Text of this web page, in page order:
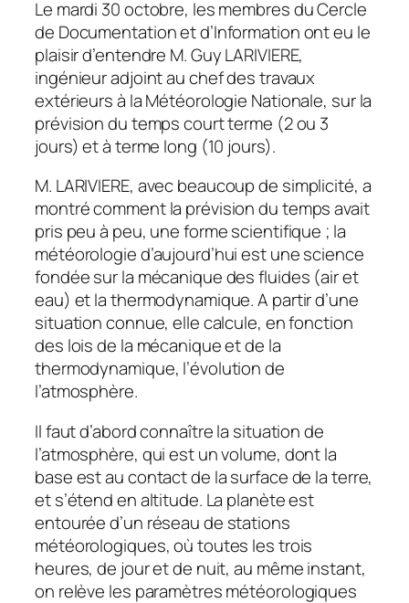
Le mardi 30 octobre, les membres du Cercle
de Documentation et d’Information ont eu le
plaisir d’entendre M. Guy LARIVIERE,
ingénieur adjoint au chef des travaux
extérieurs à la Météorologie Nationale, sur la
prévision du temps court terme (2 ou 3
jours) et à terme long (10 jours).
M. LARIVIERE, avec beaucoup de simplicité, a
montré comment la prévision du temps avait
pris peu à peu, une forme scientifique ; la
météorologie d’aujourd’hui est une science
fondée sur la mécanique des fluides (air et
eau) et la thermodynamique. A partir d’une
situation connue, elle calcule, en fonction
des lois de la mécanique et de la
thermodynamique, l’évolution de
l’atmosphère.
Il faut d’abord connaître la situation de
l’atmosphère, qui est un volume, dont la
base est au contact de la surface de la terre,
et s’étend en altitude. La planète est
entourée d’un réseau de stations
météorologiques, où toutes les trois
heures, de jour et de nuit, au même instant,
on relève les paramètres météorologiques